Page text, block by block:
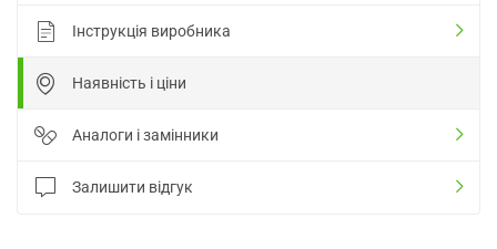
Інструкція виробника
Наявність і ціни
Аналоги і замінники
Залишити відгук